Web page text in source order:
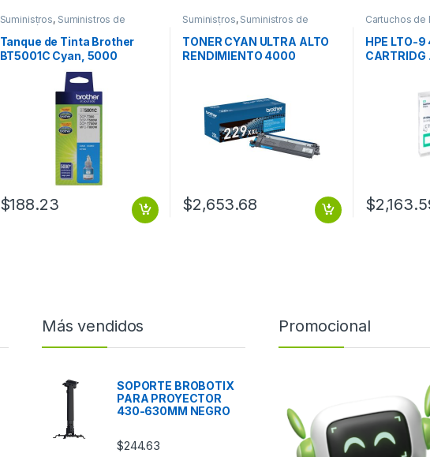
Suministros, Suministros de
Impresión
Tanque de Tinta Brother
BT5001C Cyan, 5000
Páginas RENDIMIENTO
$188.23
Suministros, Suministros de
Impresión
TONER CYAN ULTRA ALTO
RENDIMIENTO 4000
$2,653.68
Cartuchos de
HPE LTO-9
CARTRIDG .
$
Más vendidos
SOPORTE BROBOTIX
PARA PROYECTOR
430-630MM NEGRO
$244.63
Promocional